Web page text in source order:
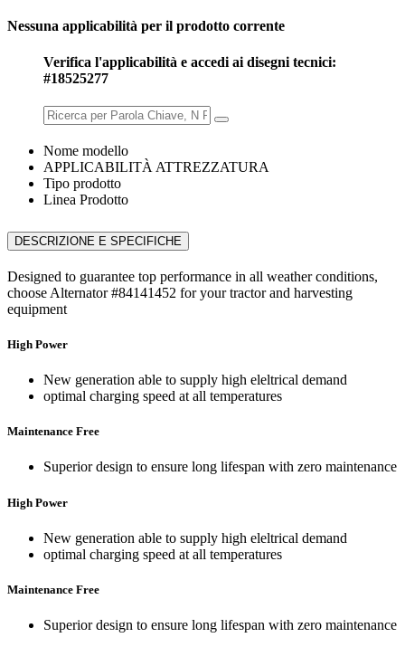
Nessuna applicabilità per il prodotto corrente
Verifica l'applicabilità e accedi ai disegni tecnici:
#18525277
Nome modello
APPLICABILITÀ ATTREZZATURA
Tipo prodotto
Linea Prodotto
DESCRIZIONE E SPECIFICHE
Designed to guarantee top performance in all weather conditions,
choose Alternator #84141452 for your tractor and harvesting
equipment
High Power
New generation able to supply high eleltrical demand
optimal charging speed at all temperatures
Maintenance Free
Superior design to ensure long lifespan with zero maintenance
High Power
New generation able to supply high eleltrical demand
optimal charging speed at all temperatures
Maintenance Free
Superior design to ensure long lifespan with zero maintenance